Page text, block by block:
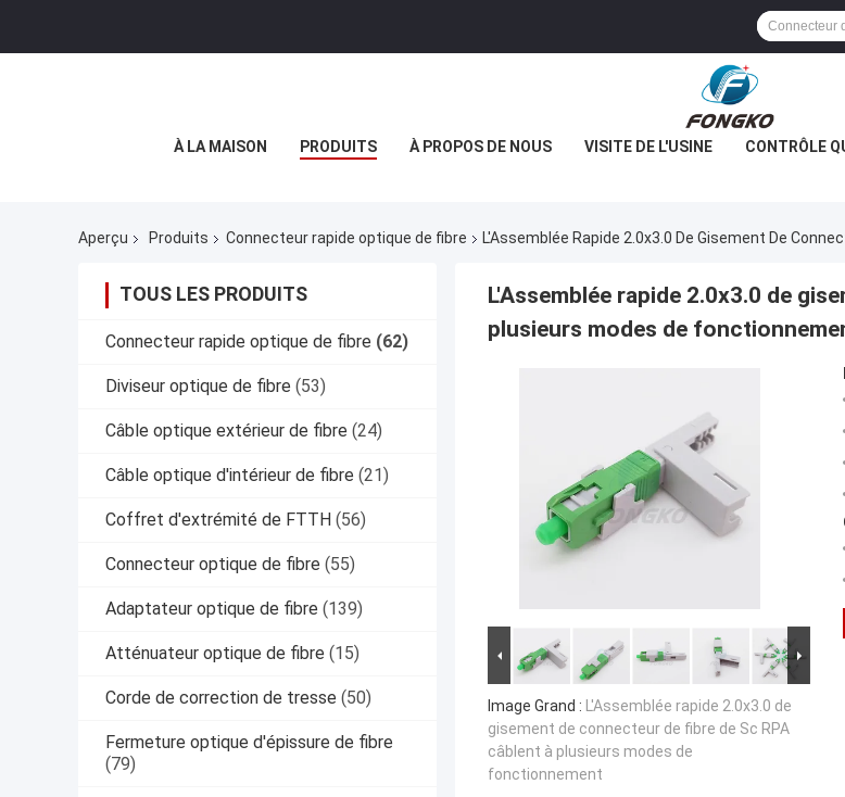
À LA MAISON PRODUITS À PROPOS DE NOUS VISITE DE L'USINE CONTRÔLE
Aperçu Produits Connecteur rapide optique de fibre L'Assemblée Rapide 2.0x3.0 De Gisement De
TOUS LES PRODUITS
Connecteur rapide optique de fibre (62)
Diviseur optique de fibre (53)
Câble optique extérieur de fibre (24)
Câble optique d'intérieur de fibre (21)
Coffret d'extrémité de FTTH (56)
Connecteur optique de fibre (55)
Adaptateur optique de fibre (139)
Atténuateur optique de fibre (15)
Corde de correction de tresse (50)
Fermeture optique d'épissure de fibre
(79)
L'Assemblée rapide 2.0x3.0 de
plusieurs modes de
Image Grand : L'Assemblée rapide 2.0x3.0 de
gisement de connecteur de fibre de Sc RPA
câblent à plusieurs modes de
fonctionnement